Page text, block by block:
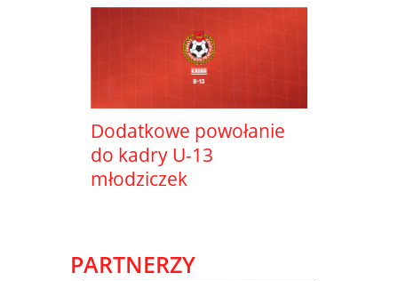
Dodatkowe powołanie
do kadry U-13
młodziczek
PARTNERZY